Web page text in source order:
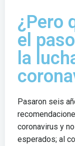
¿Pero
el
la
Pasaron seis
coronavirus y
esperados; al